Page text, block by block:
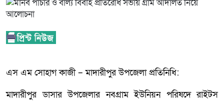
এস এম সোহাগ কাজী – মাদারীপুর উপজেলা প্রতিনিধি:
মাদারীপুর ডাসার উপজেলার নবগ্রাম ইউনিয়ন পরিষদে রাইটস